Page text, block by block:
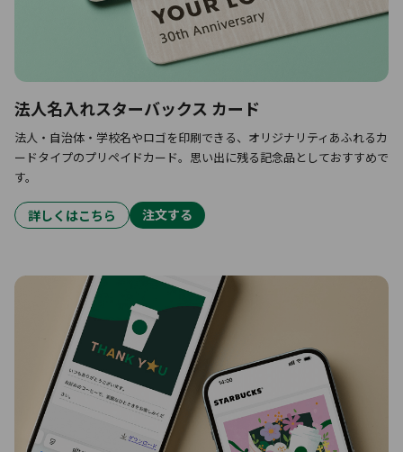
法人名入れスターバックス カード
法人・自治体・学校名やロゴを印刷できる、オリジナリティあふれるカ
ードタイプのプリペイドカード。思い出に残る記念品としておすすめで
す。
詳しくはこちら 注文する